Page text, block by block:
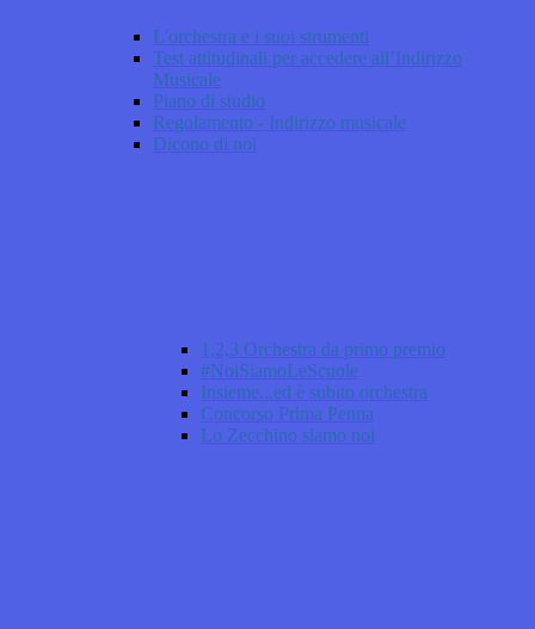
L'orchestra e i suoi strumenti
Test attitudinali per accedere all’Indirizzo
Musicale
Piano di studio
Regolamento - Indirizzo musicale
Dicono di noi
1,2,3 Orchestra da primo premio
#NoiSiamoLeScuole
Insieme...ed è subito orchestra
Concorso Prima Penna
Lo Zecchino siamo noi